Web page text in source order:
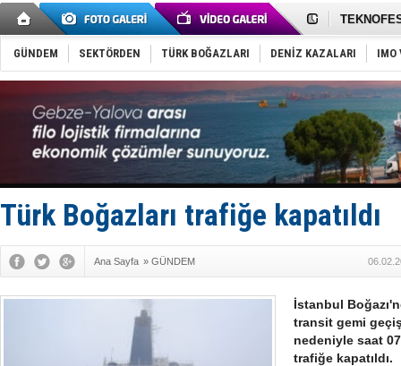
Tersane
İngiliz
FESCO,
DESE,
35 milyon
İnsansız
Yüzyıl
Anadolu
Derince,
İTU AUV,
GÜNDEM SEKTÖRDEN TÜRK BOĞAZLARI DENİZ KAZALARI IMO
Türk Boğazları trafiğe kapatıldı
Ana Sayfa » GÜNDEM
İstanbul
transit gemi
nedeniyle saat
trafiğe kapatıldı.